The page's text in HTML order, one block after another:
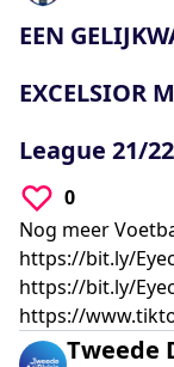
seconds
EEN
EXCELSIOR
League 21/
0
Nog meer
https://bit.ly/
https://bit.ly/
https://
Tweede